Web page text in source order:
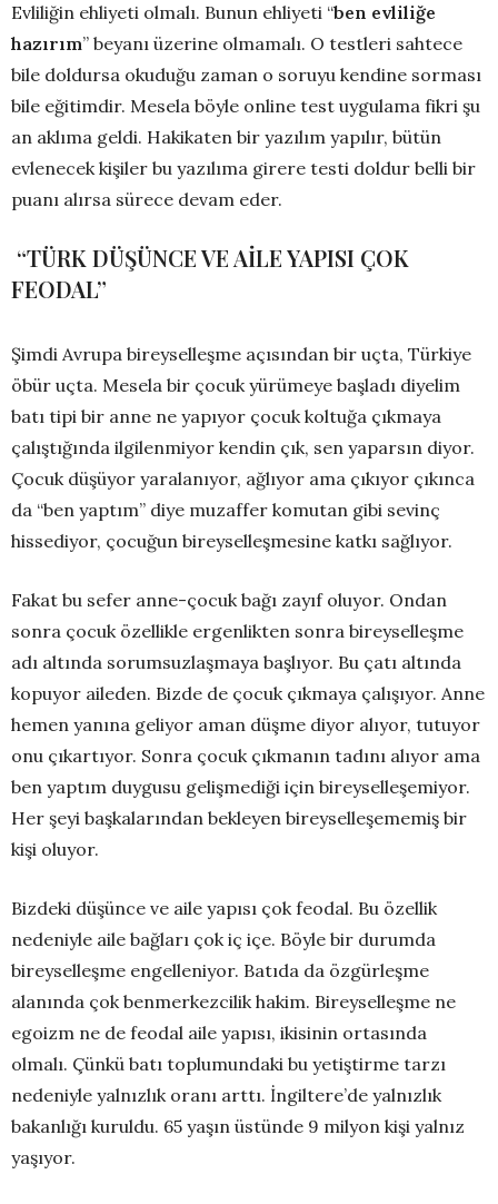
Evliliğin ehliyeti olmalı. Bunun ehliyeti “ben evliliğe
hazırım” beyanı üzerine olmamalı. O testleri sahtece
bile doldursa okuduğu zaman o soruyu kendine sorması
bile eğitimdir. Mesela böyle online test uygulama fikri şu
an aklıma geldi. Hakikaten bir yazılım yapılır, bütün
evlenecek kişiler bu yazılıma girere testi doldur belli bir
puanı alırsa sürece devam eder.
“TÜRK DÜŞÜNCE VE AİLE YAPISI ÇOK
FEODAL”
Şimdi Avrupa bireyselleşme açısından bir uçta, Türkiye
öbür uçta. Mesela bir çocuk yürümeye başladı diyelim
batı tipi bir anne ne yapıyor çocuk koltuğa çıkmaya
çalıştığında ilgilenmiyor kendin çık, sen yaparsın diyor.
Çocuk düşüyor yaralanıyor, ağlıyor ama çıkıyor çıkınca
da “ben yaptım” diye muzaffer komutan gibi sevinç
hissediyor, çocuğun bireyselleşmesine katkı sağlıyor.
Fakat bu sefer anne-çocuk bağı zayıf oluyor. Ondan
sonra çocuk özellikle ergenlikten sonra bireyselleşme
adı altında sorumsuzlaşmaya başlıyor. Bu çatı altında
kopuyor aileden. Bizde de çocuk çıkmaya çalışıyor. Anne
hemen yanına geliyor aman düşme diyor alıyor, tutuyor
onu çıkartıyor. Sonra çocuk çıkmanın tadını alıyor ama
ben yaptım duygusu gelişmediği için bireyselleşemiyor.
Her şeyi başkalarından bekleyen bireyselleşememiş bir
kişi oluyor.
Bizdeki düşünce ve aile yapısı çok feodal. Bu özellik
nedeniyle aile bağları çok iç içe. Böyle bir durumda
bireyselleşme engelleniyor. Batıda da özgürleşme
alanında çok benmerkezcilik hakim. Bireyselleşme ne
egoizm ne de feodal aile yapısı, ikisinin ortasında
olmalı. Çünkü batı toplumundaki bu yetiştirme tarzı
nedeniyle yalnızlık oranı arttı. İngiltere’de yalnızlık
bakanlığı kuruldu. 65 yaşın üstünde 9 milyon kişi yalnız
yaşıyor.